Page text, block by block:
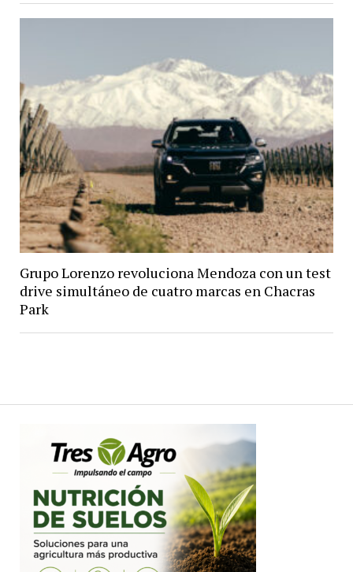
Grupo Lorenzo revoluciona Mendoza con un test
drive simultáneo de cuatro marcas en Chacras
Park